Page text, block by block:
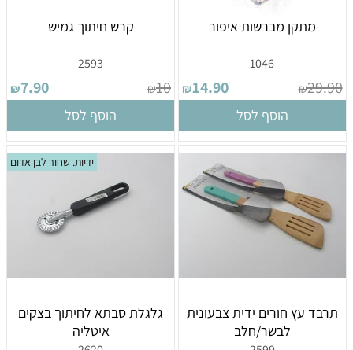
מתקן מברשות איפור
1046
₪29.90
₪14.90
הוסף לסל
קרש חיתוך גמיש
2593
₪10
₪7.90
הוסף לסל
תרבד עץ חורים ידית צבעונית
לבשר/חלב
ידיות. שחור לבן אדום
גלגלת סבתא לחיתוך בצקים
איטליה